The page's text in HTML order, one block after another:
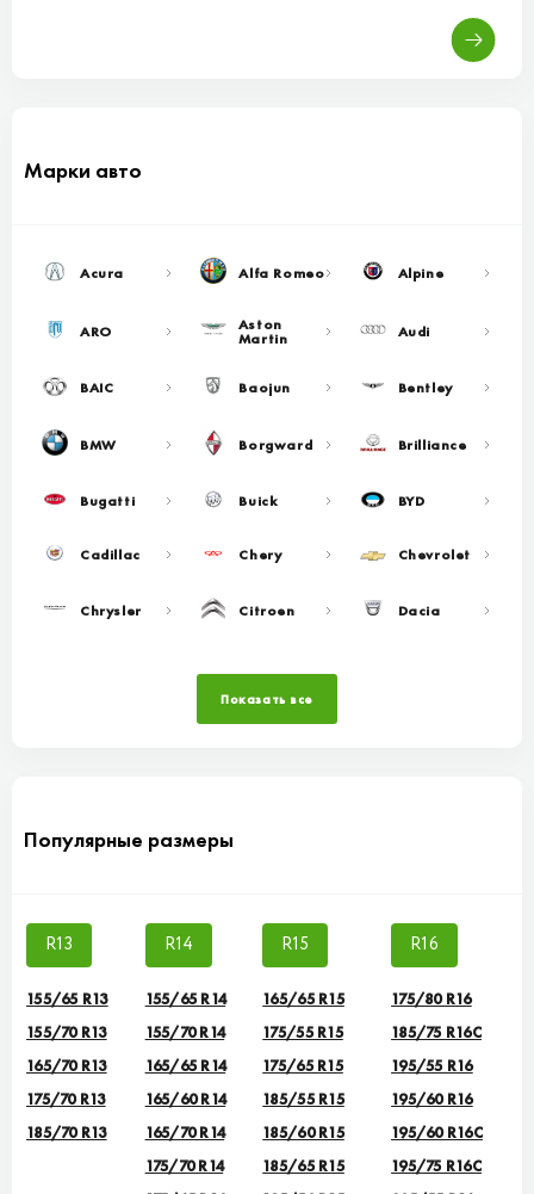
Марки авто
Acura Alfa Romeo Alpine
ARO Aston
Martin Audi
BAIC Baojun Bentley
BMW Borgward Brilliance
Bugatti Buick BYD
Cadillac Chery Chevrolet
Chrysler Citroen Dacia
Показать все
Популярные размеры
R13
155/65 R13
155/70 R13
165/70 R13
175/70 R13
185/70 R13
R14
155/65 R14
155/70 R14
165/65 R14
165/60 R14
165/70 R14
175/70 R14
R15
165/65 R15
175/55 R15
175/65 R15
185/55 R15
185/60 R15
185/65 R15
R16
175/80 R16
185/75 R16C
195/55 R16
195/60 R16
195/60 R16C
195/75 R16C